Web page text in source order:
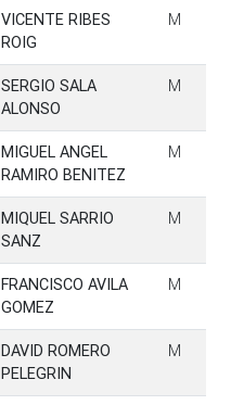
VICENTE RIBES
ROIG
M
SERGIO SALA
ALONSO
M
MIGUEL ANGEL
RAMIRO BENITEZ
M
MIQUEL SARRIO
SANZ
M
FRANCISCO AVILA
GOMEZ
M
DAVID ROMERO
PELEGRIN
M